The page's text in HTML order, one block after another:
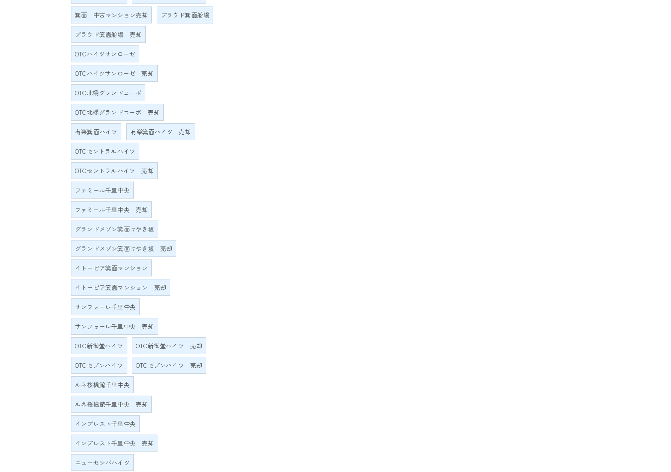
箕面 中古マンション売却 プラウド箕面船場
プラウド箕面船場 売却
OTCハイツサンローゼ
OTCハイツサンローゼ 売却
OTC北橋グランドコーポ
OTC北橋グランドコーポ 売却
有楽箕面ハイツ 有楽箕面ハイツ 売却
OTCセントラルハイツ
OTCセントラルハイツ 売却
ファミール千里中央
ファミール千里中央 売却
グランドメゾン箕面けやき坂
グランドメゾン箕面けやき坂 売却
イトーピア箕面マンション
イトーピア箕面マンション 売却
サンフォーレ千里中央
サンフォーレ千里中央 売却
OTC新御堂ハイツ OTC新御堂ハイツ 売却
OTCセブンハイツ OTCセブンハイツ 売却
ルネ桜楓館千里中央
ルネ桜楓館千里中央 売却
インプレスト千里中央
インプレスト千里中央 売却
ニューセンバハイツ